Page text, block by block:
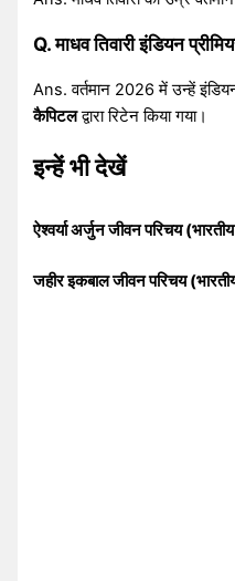
Q. माधव तिवारी इंडियन
Ans. वर्तमान 2026 में उन्हें
कैपिटलद्वारा रिटेन किया गया।
इन्हें भी देखें
ऐश्वर्या अर्जुन जीवन परिचय
जहीर इकबाल जीवन परिचय